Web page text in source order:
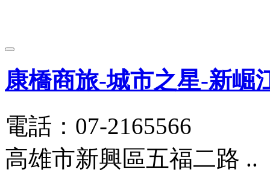
康橋商旅-城市之星-新崛
電話：07-2165566
高雄市新興區五福二路 ..